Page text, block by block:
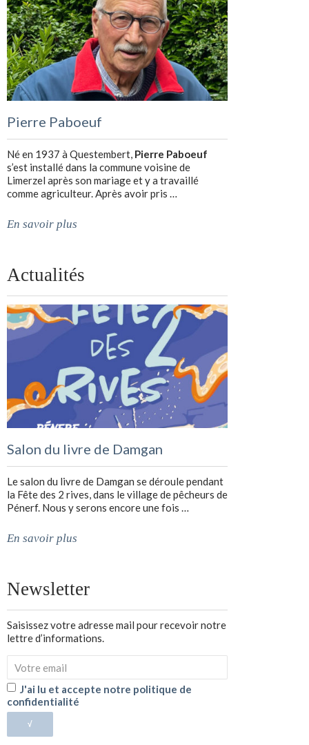
Pierre Paboeuf
Né en 1937 à Questembert, Pierre Paboeuf
s’est installé dans la commune voisine de
Limerzel après son mariage et y a travaillé
comme agriculteur. Après avoir pris …
En savoir plus
Actualités
Salon du livre de Damgan
Le salon du livre de Damgan se déroule pendant
la Fête des 2 rives, dans le village de pêcheurs de
Pénerf. Nous y serons encore une fois …
En savoir plus
Newsletter
Saisissez votre adresse mail pour recevoir notre
lettre d’informations.
J'ai lu et accepte notre politique de
confidentialité
√